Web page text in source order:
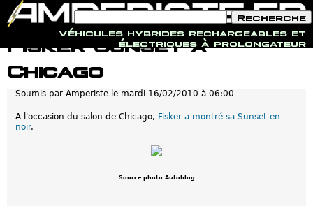
Jump to navigation
Véhicules hybrides rechargeables et
électriques à prolongateur
o
r
m
l
a
i
r
d
e
c
r
c
e
Fisker Sunset à
Chicago
Soumis par Amperiste le mardi 16/02/2010 à 06:00
A l'occasion du salon de Chicago, Fisker a montré sa Sunset en
noir.
Source photo Autoblog